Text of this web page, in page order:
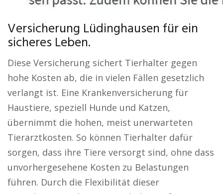
Versicherung Lüdinghausen für ein
sicheres Leben.
Diese Versicherung sichert Tierhalter gegen
hohe Kosten ab, die in vielen Fällen gesetzlich
verlangt ist. Eine Krankenversicherung für
Haustiere, speziell Hunde und Katzen,
übernimmt die hohen, meist unerwarteten
Tierarztkosten. So können Tierhalter dafür
sorgen, dass ihre Tiere versorgt sind, ohne dass
unvorhergesehene Kosten zu Belastungen
führen. Durch die Flexibilität dieser